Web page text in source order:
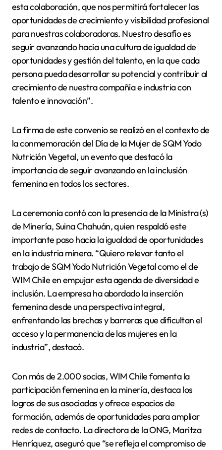
esta colaboración, que nos permitirá fortalecer las
oportunidades de crecimiento y visibilidad profesional
para nuestras colaboradoras. Nuestro desafío es
seguir avanzando hacia una cultura de igualdad de
oportunidades y gestión del talento, en la que cada
persona pueda desarrollar su potencial y contribuir al
crecimiento de nuestra compañía e industria con
talento e innovación”.
La firma de este convenio se realizó en el contexto de
la conmemoración del Día de la Mujer de SQM Yodo
Nutrición Vegetal, un evento que destacó la
importancia de seguir avanzando en la inclusión
femenina en todos los sectores.
La ceremonia contó con la presencia de la Ministra (s)
de Minería, Suina Chahuán, quien respaldó este
importante paso hacia la igualdad de oportunidades
en la industria minera. “Quiero relevar tanto el
trabajo de SQM Yodo Nutrición Vegetal como el de
WIM Chile en empujar esta agenda de diversidad e
inclusión. La empresa ha abordado la inserción
femenina desde una perspectiva integral,
enfrentando las brechas y barreras que dificultan el
acceso y la permanencia de las mujeres en la
industria”, destacó.
Con más de 2.000 socias, WIM Chile fomenta la
participación femenina en la minería, destaca los
logros de sus asociadas y ofrece espacios de
formación, además de oportunidades para ampliar
redes de contacto. La directora de la ONG, Maritza
Henríquez, aseguró que “se refleja el compromiso de